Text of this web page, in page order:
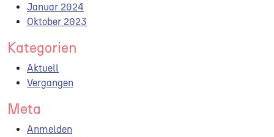
Januar 2024
Oktober 2023
Kategorien
Aktuell
Vergangen
Meta
Anmelden